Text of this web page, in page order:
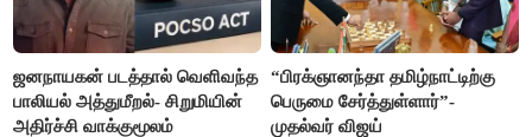
ஜனநாயகன் படத்தால் வெளிவந்த
பாலியல் அத்துமீறல்- சிறுமியின்
அதிர்ச்சி வாக்குமூலம்
“பிரக்ஞானந்தா தமிழ்நாட்டிற்கு
பெருமை சேர்த்துள்ளார்”-
முதல்வர் விஜய்